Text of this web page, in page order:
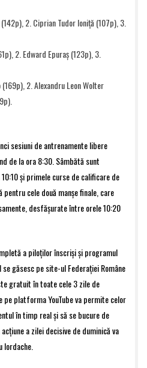
2. Ciprian Tudor Ioniță (107p), 3.
2. Edward Epuraș (123p), 3.
2. Alexandru Leon Wolter
sesiuni de antrenamente libere
de la ora 8:30. Sâmbătă sunt
și primele curse de calificare de
cele două manșe finale, care
desfășurate între orele 10:20
a piloților înscriși și programul
găsesc pe site-ul Federației Române
gratuit în toate cele 3 zile de
pe platforma YouTube va permite celor
în timp real și să se bucure de
a zilei decisive de duminică va
Iordache.